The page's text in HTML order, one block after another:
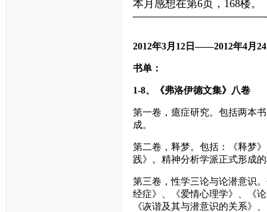
本月感想在第6页，168楼。
2012年3月 12日——2012年4月 24
书单：
1-8、《弗洛伊德文集》八卷
第一卷，癔症研究。包括两本
成。
第二卷，释梦。包括：《释梦
践》。精神分析学派正式形成
第三卷，性学三论与论潜意识
经症》、《爱情心理学》、《
《诙谐及其与潜意识的关系》